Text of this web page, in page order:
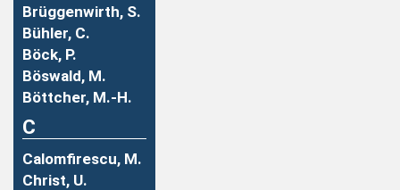
Brüggenwirth, S.
Bühler, C.
Böck, P.
Böswald, M.
Böttcher, M.-H.
C
Calomfirescu, M.
Christ, U.